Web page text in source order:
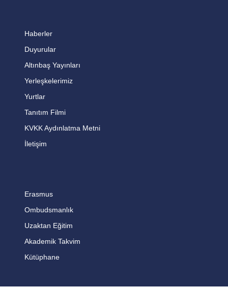
Haberler
Duyurular
Altınbaş Yayınları
Yerleşkelerimiz
Yurtlar
Tanıtım Filmi
KVKK Aydınlatma Metni
İletişim
Erasmus
Ombudsmanlık
Uzaktan Eğitim
Akademik Takvim
Kütüphane